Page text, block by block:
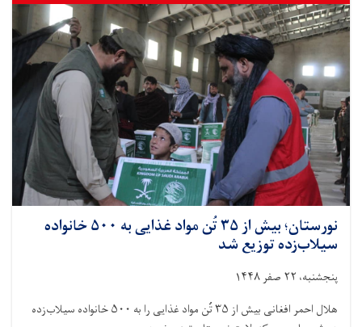
مواد
غذایی
به
۴۳۷
خانواده
نیازمند
توزیع
شد
نورستان؛ بیش از ۳۵ تُن مواد غذایی به ۵۰۰ خانواده
سیلاب‌زده توزیع شد
پنجشنبه، ۲۲ صفر ۱۴۴۸
هلال احمر افغانی بیش از ۳۵ تُن مواد غذایی را به ۵۰۰ خانواده سیلاب‌زده